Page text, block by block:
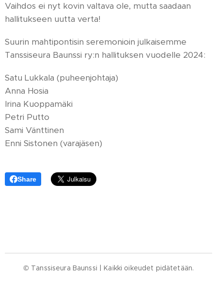
Vaihdos ei nyt kovin valtava ole, mutta saadaan
hallitukseen uutta verta!
Suurin mahtipontisin seremonioin julkaisemme
Tanssiseura Baunssi ry:n hallituksen vuodelle 2024:
Satu Lukkala (puheenjohtaja)
Anna Hosia
Irina Kuoppamäki
Petri Putto
Sami Vänttinen
Enni Sistonen (varajäsen)
Share
© Tanssiseura Baunssi | Kaikki oikeudet pidätetään.